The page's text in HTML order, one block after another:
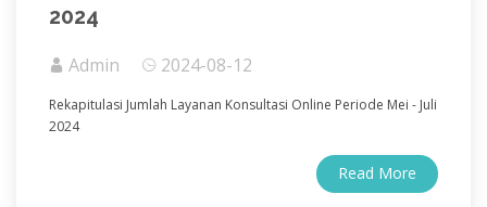
2024
Admin 2024-08-12
Rekapitulasi Jumlah Layanan Konsultasi Online Periode Mei - Juli
2024
Read More